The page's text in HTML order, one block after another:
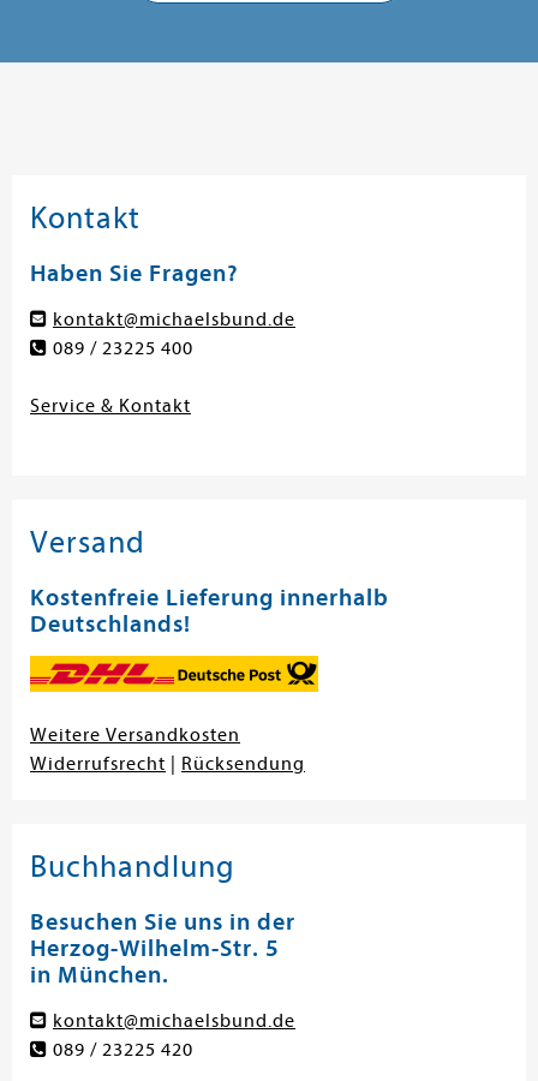
Kontakt
Haben Sie Fragen?
kontakt@michaelsbund.de
089 / 23225 400
Service & Kontakt
Versand
Kostenfreie Lieferung innerhalb
Deutschlands!
Weitere Versandkosten
Widerrufsrecht
Rücksendung
Buchhandlung
Besuchen Sie uns in der
Herzog-Wilhelm-Str. 5
in München.
kontakt@michaelsbund.de
089 / 23225 420